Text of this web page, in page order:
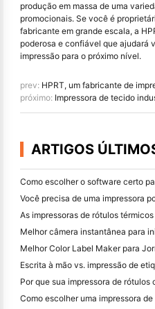
produção em massa de uma
promocionais. Se você é
fabricante em grande escala, a
poderosa e confiável que ajudará
impressão para o próximo nível.
prev: HPRT, um fabricante de impressoras
próximo: Impressora de tecido industrial:
ARTIGOS
Por que sua impressora de